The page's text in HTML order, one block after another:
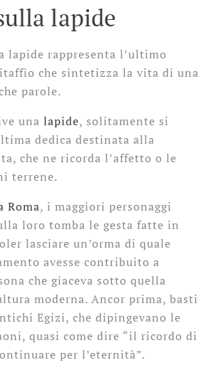
lapide
lapide rappresenta l’ultimo
che sintetizza la vita di una
parole.
una lapide, solitamente si
dedica destinata alla
che ne ricorda l’affetto o le
terrene.
Roma, i maggiori personaggi
loro tomba le gesta fatte in
lasciare un’orma di quale
avesse contribuito a
che giaceva sotto quella
moderna. Ancor prima, basti
Egizi, che dipingevano le
quasi come dire “il ricordo di
per l’eternità”.